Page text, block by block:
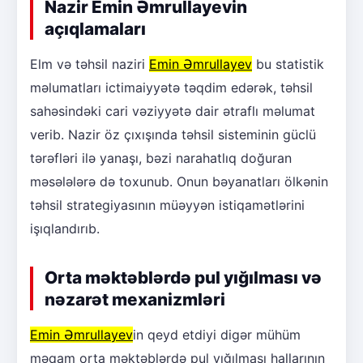
Nazir Emin Əmrullayevin
açıqlamaları
Elm və təhsil naziri Emin Əmrullayev bu statistik
məlumatları ictimaiyyətə təqdim edərək, təhsil
sahəsindəki cari vəziyyətə dair ətraflı məlumat
verib. Nazir öz çıxışında təhsil sisteminin güclü
tərəfləri ilə yanaşı, bəzi narahatlıq doğuran
məsələlərə də toxunub. Onun bəyanatları ölkənin
təhsil strategiyasının müəyyən istiqamətlərini
işıqlandırıb.
Orta məktəblərdə pul yığılması və
nəzarət mexanizmləri
Emin Əmrullayevin qeyd etdiyi digər mühüm
məqam orta məktəblərdə pul yığılması hallarının